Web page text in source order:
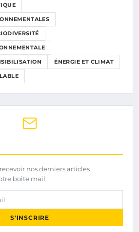
ÉNERGIE ET CLIMAT
nos derniers articles
boîte mail.
S'INSCRIRE